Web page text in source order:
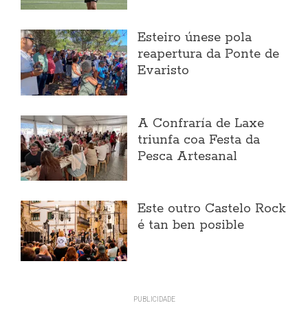
Esteiro únese pola
reapertura da Ponte de
Evaristo
A Confraría de Laxe
triunfa coa Festa da
Pesca Artesanal
Este outro Castelo Rock
é tan ben posible